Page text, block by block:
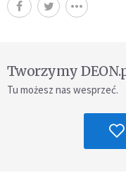
Tworzymy
Tu możesz nas wesprzeć.